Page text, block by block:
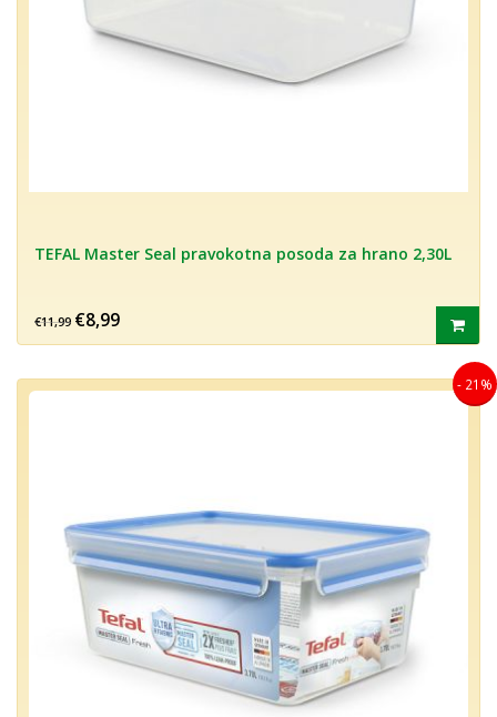
TEFAL Master Seal pravokotna posoda za hrano 2,30L
€11,99 €8,99
- 21%